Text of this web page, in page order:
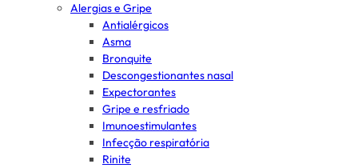
Alergias e Gripe
Antialérgicos
Asma
Bronquite
Descongestionantes nasal
Expectorantes
Gripe e resfriado
Imunoestimulantes
Infecção respiratória
Rinite